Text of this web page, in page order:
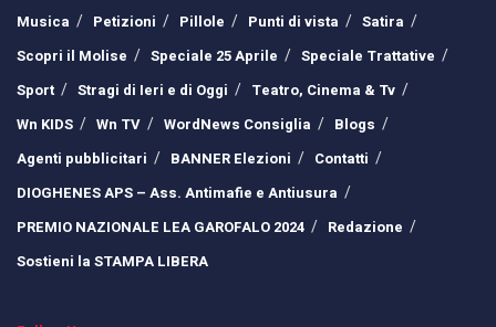
Musica
Petizioni Pillole Punti di vista
Satira
Scopri il Molise
Speciale 25 Aprile
Speciale Trattative
Sport
Stragi di Ieri e di Oggi
Teatro, Cinema & Tv
Wn KIDS
Wn TV WordNews Consiglia
Blogs
Agenti pubblicitari
BANNER Elezioni
Contatti
DIOGHENES APS – Ass. Antimafie e Antiusura
PREMIO NAZIONALE LEA GAROFALO 2024
Redazione
Sostieni la STAMPA LIBERA